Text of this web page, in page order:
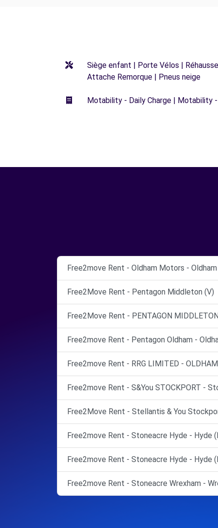
Siège enfant | Porte Vélos |
Attache Remorque | Pneus neige
Motability - Daily Charge | Motability
Free2move Rent - Oldham Motors - Oldham
Free2Move Rent - Pentagon Middleton (V)
Free2Move Rent - PENTAGON
Free2move Rent - Pentagon Oldham -
Free2move Rent - RRG LIMITED -
Free2move Rent - S&You STOCKPORT -
Free2Move Rent - Stellantis & You
Free2move Rent - Stoneacre Hyde - Hyde
Free2move Rent - Stoneacre Hyde - Hyde
Free2move Rent - Stoneacre Wrexham -